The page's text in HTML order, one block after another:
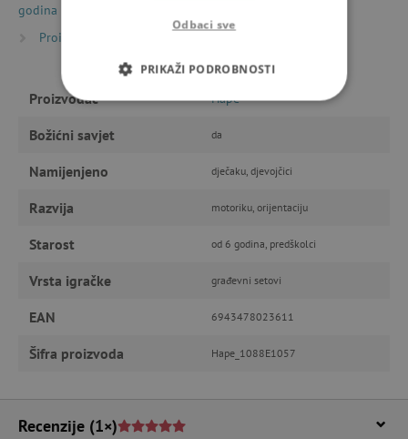
godina
Proizvođači
Proizvođač Hape
Božićni savjet da
Namijenjeno dječaku, djevojčici
Razvija motoriku, orijentaciju
Starost od 6 godina, predškolci
Vrsta igračke građevni setovi
EAN 6943478023611
Šifra proizvoda Hape_1088E1057
Recenzije (1×)
Odbaci sve
PRIKAŽI PODROBNOSTI
NUŽNO POTREBNI KOLAČIĆI
Nužno potrebni kolačići
Izvedba
funkcionalnost internetske stranice, kao što su
odgovarajuće upotrebljavati bez nužno